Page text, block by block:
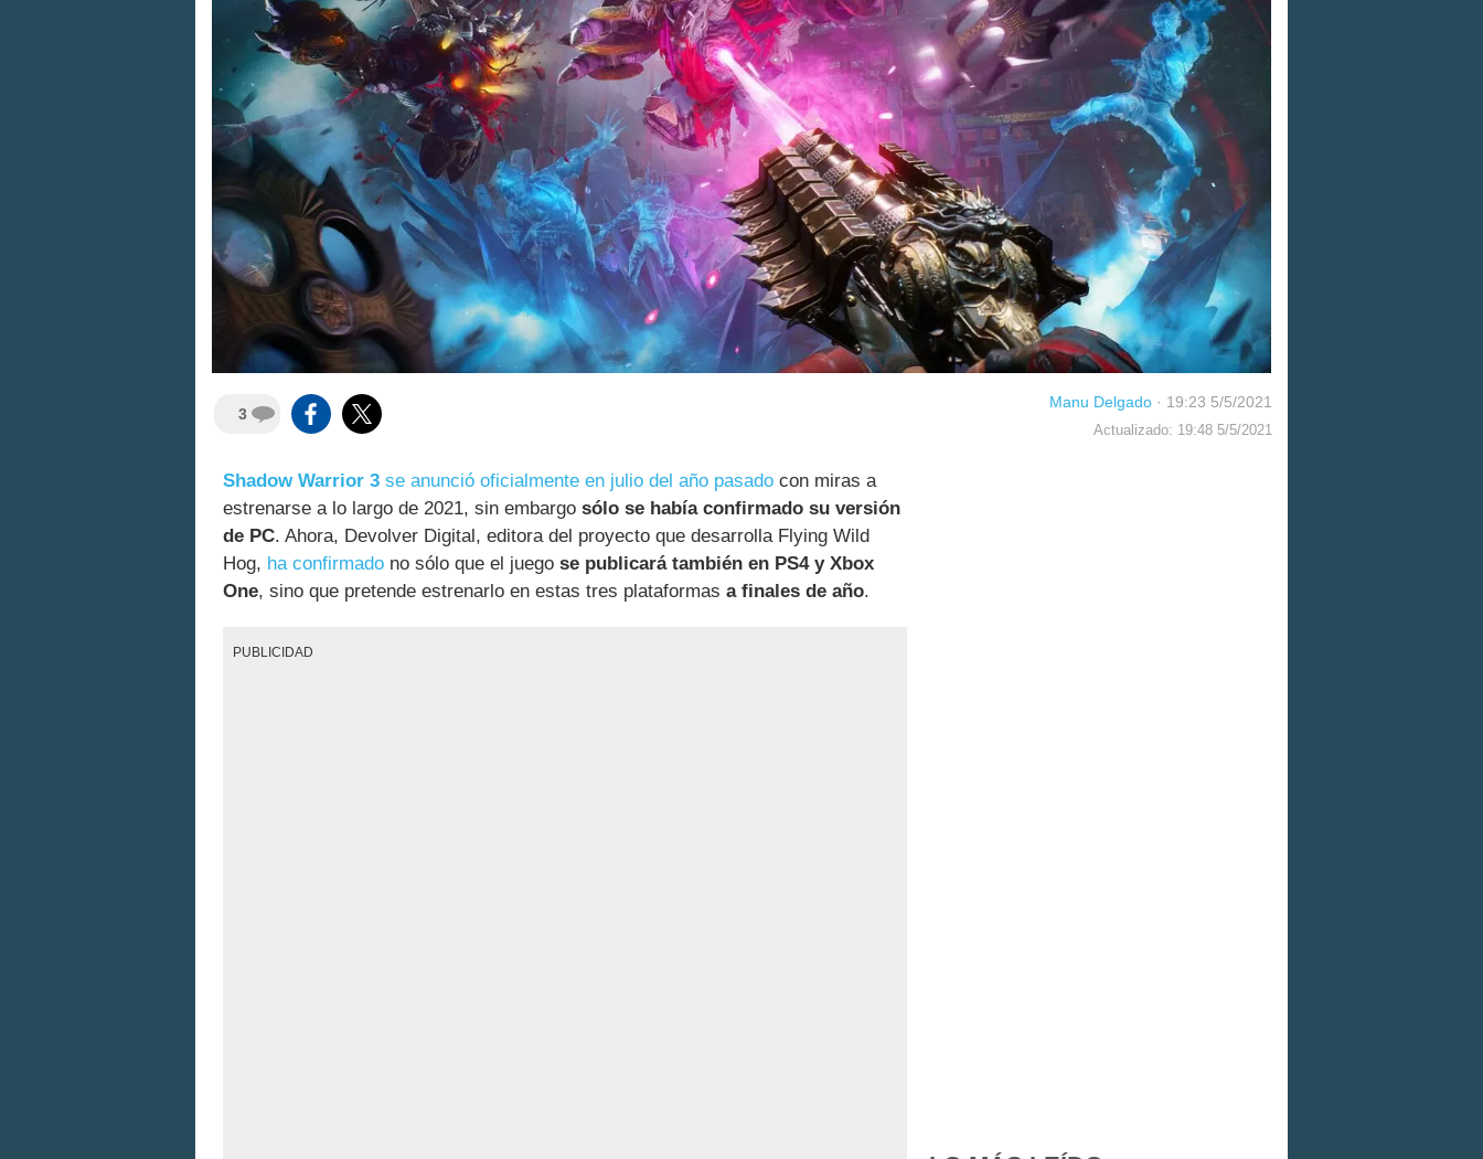
3
Manu Delgado · 19:23 5/5/2021
Actualizado: 19:48 5/5/2021
Shadow Warrior 3 se anunció oficialmente en julio del año pasado con miras a
estrenarse a lo largo de 2021, sin embargo sólo se había confirmado su versión
de PC. Ahora, Devolver Digital, editora del proyecto que desarrolla Flying Wild
Hog, ha confirmado no sólo que el juego se publicará también en PS4 y Xbox
One, sino que pretende estrenarlo en estas tres plataformas a finales de año.
PUBLICIDAD